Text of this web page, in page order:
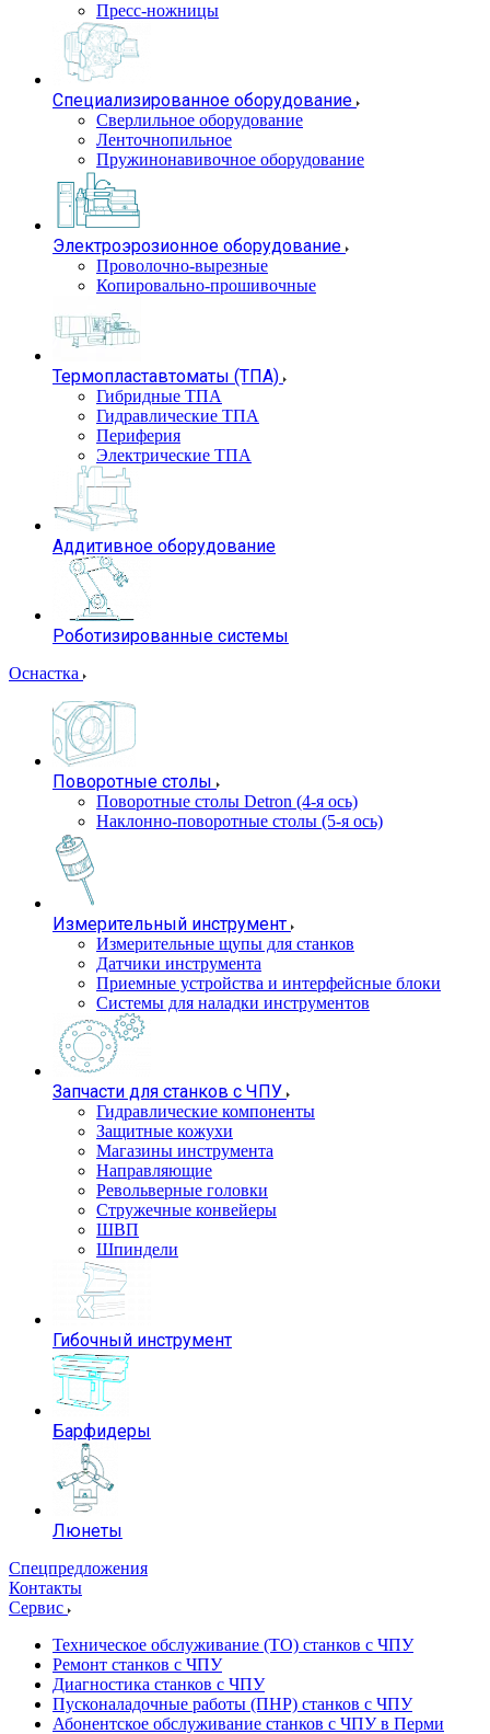
Пресс-ножницы
Специализированное оборудование
Сверлильное оборудование
Ленточнопильное
Пружинонавивочное оборудование
Электроэрозионное оборудование
Проволочно-вырезные
Копировально-прошивочные
Термопластавтоматы (ТПА)
Гибридные ТПА
Гидравлические ТПА
Периферия
Электрические ТПА
Аддитивное оборудование
Роботизированные системы
Оснастка
Поворотные столы
Поворотные столы Detron (4-я ось)
Наклонно-поворотные столы (5-я ось)
Измерительный инструмент
Измерительные щупы для станков
Датчики инструмента
Приемные устройства и интерфейсные блоки
Системы для наладки инструментов
Запчасти для станков с ЧПУ
Гидравлические компоненты
Защитные кожухи
Магазины инструмента
Направляющие
Револьверные головки
Стружечные конвейеры
ШВП
Шпиндели
Гибочный инструмент
Барфидеры
Люнеты
Спецпредложения
Контакты
Сервис
Техническое обслуживание (ТО) станков с ЧПУ
Ремонт станков с ЧПУ
Диагностика станков с ЧПУ
Пусконаладочные работы (ПНР) станков с ЧПУ
Абонентское обслуживание станков с ЧПУ в Перми